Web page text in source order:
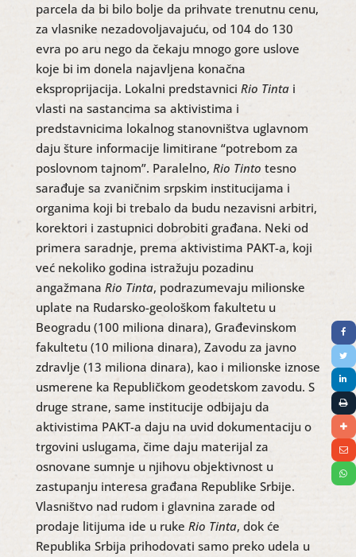
parcela da bi bilo bolje da prihvate trenutnu cenu,
za vlasnike nezadovoljavajuću, od 104 do 130
evra po aru nego da čekaju mnogo gore uslove
koje bi im donela najavljena konačna
eksproprijacija. Lokalni predstavnici Rio Tintai
vlasti na sastancima sa aktivistima i
predstavnicima lokalnog stanovništva uglavnom
daju šture informacije limitirane “potrebom za
poslovnom tajnom”. Paralelno, Rio Tinto tesno
sarađuje sa zvaničnim srpskim institucijama i
organima koji bi trebalo da budu nezavisni arbitri,
korektori i zastupnici dobrobiti građana. Neki od
primera saradnje, prema aktivistima PAKT-a, koji
već nekoliko godina istražuju pozadinu
angažmana Rio Tinta, podrazumevaju milionske
uplate na Rudarsko-geološkom fakultetu u
Beogradu (100 miliona dinara), Građevinskom
fakultetu (10 miliona dinara), Zavodu za javno
zdravlje (13 miliona dinara), kao i milionske iznose
usmerene ka Republičkom geodetskom zavodu. S
druge strane, same institucije odbijaju da
aktivistima PAKT-a daju na uvid dokumentaciju o
trgovini uslugama, čime daju materijal za
osnovane sumnje u njihovu objektivnost u
zastupanju interesa građana Republike Srbije.
Vlasništvo nad rudom i glavnina zarade od
prodaje litijuma ide u ruke Rio Tinta, dok će
Republika Srbija prihodovati samo preko udela u